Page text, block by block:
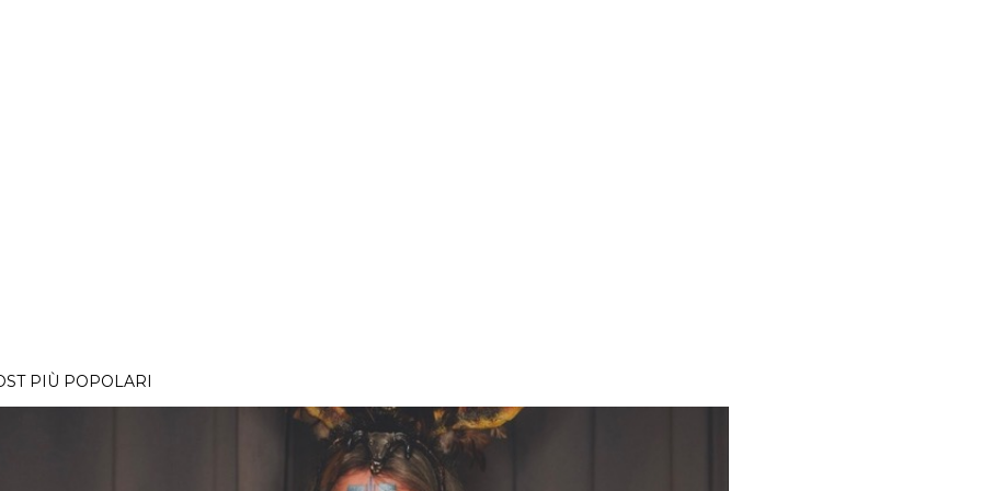
PIÙ POPOLARI